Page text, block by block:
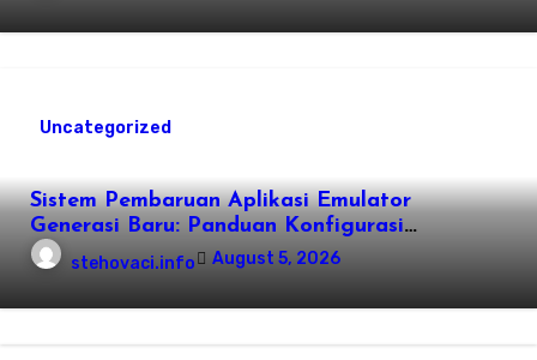
Uncategorized
Sistem Pembaruan Aplikasi Emulator
Generasi Baru: Panduan Konfigurasi
Perangkat Eden Emulation
stehovaci.info August 5, 2026